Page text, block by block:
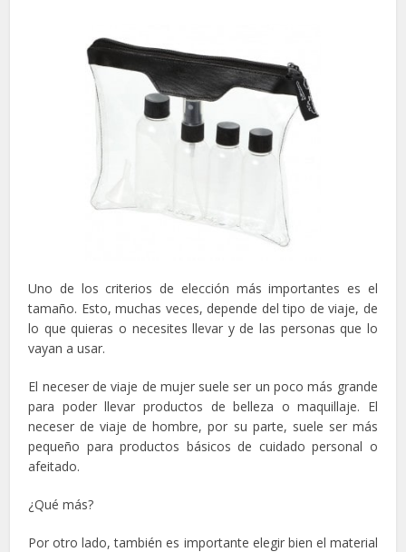
Uno de los criterios de elección más importantes es el
tamaño. Esto, muchas veces, depende del tipo de viaje, de
lo que quieras o necesites llevar y de las personas que lo
vayan a usar.
El neceser de viaje de mujer suele ser un poco más grande
para poder llevar productos de belleza o maquillaje. El
neceser de viaje de hombre, por su parte, suele ser más
pequeño para productos básicos de cuidado personal o
afeitado.
¿Qué más?
Por otro lado, también es importante elegir bien el material